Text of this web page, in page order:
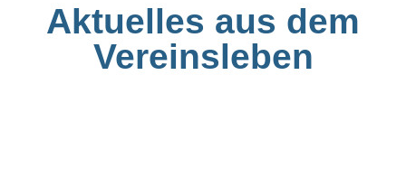
Aktuelles aus dem
Vereinsleben